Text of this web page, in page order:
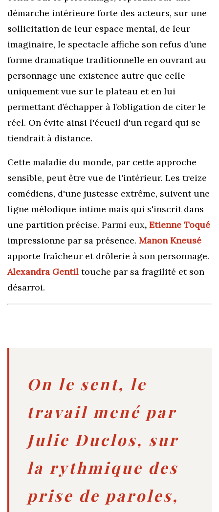
démarche intérieure forte des acteurs, sur une
sollicitation de leur espace mental, de leur
imaginaire, le spectacle affiche son refus d’une
forme dramatique traditionnelle en ouvrant au
personnage une existence autre que celle
uniquement vue sur le plateau et en lui
permettant d’échapper à l’obligation de citer le
réel. On évite ainsi l'écueil d'un regard qui se
tiendrait à distance.
Cette maladie du monde, par cette approche
sensible, peut être vue de l'intérieur. Les treize
comédiens, d'une justesse extrême, suivent une
ligne mélodique intime mais qui s'inscrit dans
une partition précise. Parmi eux, Etienne Toqué
impressionne par sa présence. Manon Kneusé
apporte fraîcheur et drôlerie à son personnage.
Alexandra Gentil touche par sa fragilité et son
désarroi.
On le sent, le
travail mené par
Julie Duclos, sur
la rythmique des
prise de paroles,